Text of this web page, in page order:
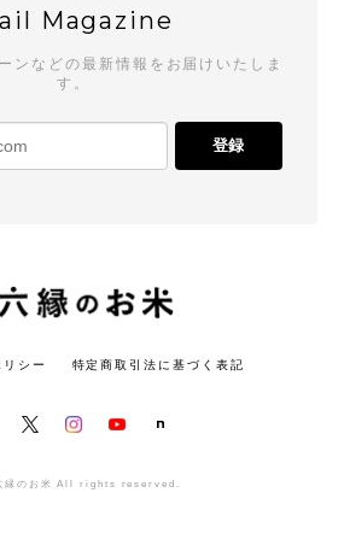
Magazine
ンなどの最新情報をお届けいたしま
す。
登録
シー 特定商取引法に基づく表記
縁のお米 All rights reserved.